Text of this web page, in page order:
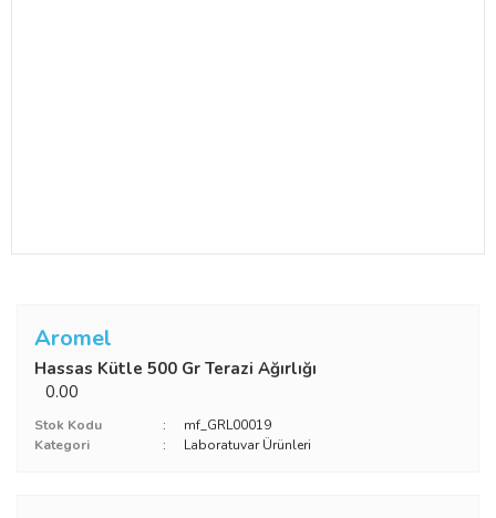
Aromel
Hassas Kütle 500 Gr Terazi Ağırlığı
0.00
Stok Kodu
mf_GRL00019
Kategori
Laboratuvar Ürünleri